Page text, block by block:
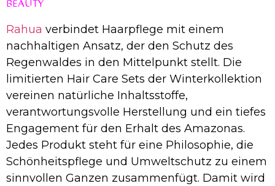
BEAUTY
Rahua verbindet Haarpflege mit einem
nachhaltigen Ansatz, der den Schutz des
Regenwaldes in den Mittelpunkt stellt. Die
limitierten Hair Care Sets der Winterkollektion
vereinen natürliche Inhaltsstoffe,
verantwortungsvolle Herstellung und ein tiefes
Engagement für den Erhalt des Amazonas.
Jedes Produkt steht für eine Philosophie, die
Schönheitspflege und Umweltschutz zu einem
sinnvollen Ganzen zusammenfügt. Damit wird